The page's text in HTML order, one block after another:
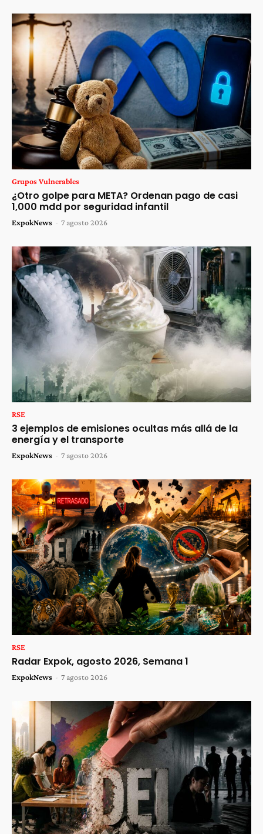
Grupos Vulnerables
¿Otro golpe para META? Ordenan pago de casi
1,000 mdd por seguridad infantil
ExpokNews - 7 agosto 2026
RSE
3 ejemplos de emisiones ocultas más allá de la
energía y el transporte
ExpokNews - 7 agosto 2026
RSE
Radar Expok, agosto 2026, Semana 1
ExpokNews - 7 agosto 2026